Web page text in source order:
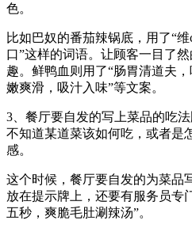
色。
比如巴奴的番茄辣锅底，用了“
口”这样的词语。让顾客一目了
趣。鲜鸭血则用了“肠胃清道夫
嫩爽滑，吸汁入味”等文案。
3、餐厅要自发的写上菜品的吃
不知道某道菜该如何吃，或者是
感。
这个时候，餐厅要自发的为菜品
放在提示牌上，还要有服务员专
五秒，爽脆毛肚涮辣汤”。